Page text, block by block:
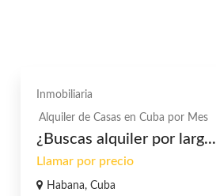
Inmobiliaria
Alquiler de Casas en Cuba por Mes
¿Buscas alquiler por larg...
Llamar por precio
Habana, Cuba